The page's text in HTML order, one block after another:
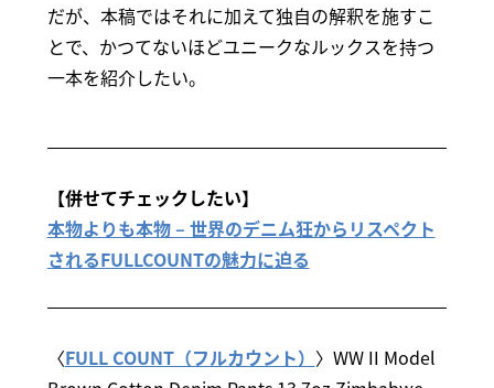
だが、本稿ではそれに加えて独自の解釈を施すこ
とで、かつてないほどユニークなルックスを持つ
一本を紹介したい。
【併せてチェックしたい】
本物よりも本物 – 世界のデニム狂からリスペクト
されるFULLCOUNTの魅力に迫る
〈FULL COUNT（フルカウント） 〉WW II Model